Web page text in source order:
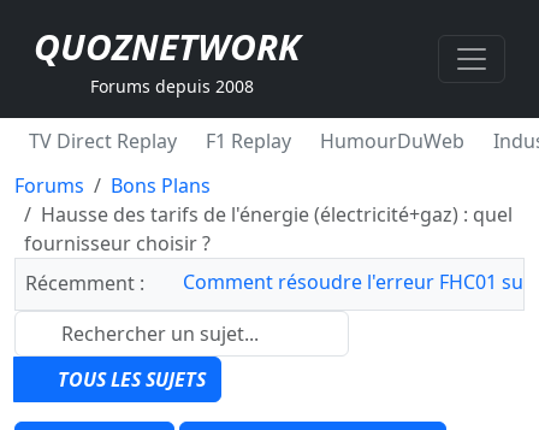
QUOZNETWORK
Forums depuis 2008
TV Direct Replay F1 Replay HumourDuWeb
Forums
Bons Plans
Hausse des tarifs de l'énergie (électricité+gaz) : quel
fournisseur choisir ?
Récemment :
Comment résoudre l'erreur FHC01 sur
TOUS LES SUJETS